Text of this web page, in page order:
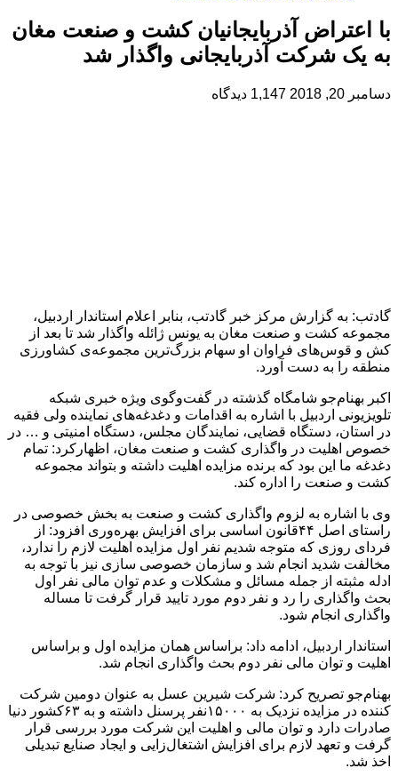
با اعتراض آذربایجانیان کشت و صنعت مغان
به یک شرکت آذربایجانی واگذار شد
دسامبر 20, 2018 1,147 دیدگاه
گادتب: به گزارش مرکز خبر گادتب، بنابر اعلام استاندار اردبیل،
مجموعه‌ کشت و صنعت مغان به یونس ژائله واگذار شد تا بعد از
کش و قوس‌های فراوان او سهام بزرگ‌ترین مجموعه‌ی کشاورزی
منطقه را به دست آورد.
اکبر بهنام‌جو شامگاه گذشته در گفت‌وگوی ویژه خبری شبکه
تلویزیونی اردبیل با اشاره به اقدامات و دغدغه‌های نماینده ولی فقیه
در استان، دستگاه قضایی، نمایندگان مجلس، دستگاه امنیتی و … در
خصوص اهلیت در واگذاری کشت و صنعت مغان، اظهارکرد: تمام
دغدغه ما این بود که برنده مزایده اهلیت داشته و بتواند مجموعه
کشت و صنعت را اداره کند.
وی با اشاره به لزوم واگذاری کشت و صنعت به بخش خصوصی در
راستای اصل ۴۴قانون اساسی برای افزایش بهره‌وری افزود: از
فردای روزی که متوجه شدیم نفر اول مزایده اهلیت لازم را ندارد،
مخالفت شدید انجام شد و سازمان خصوصی سازی نیز با توجه به
ادله مثبته از جمله مسائل و مشکلات و عدم توان مالی نفر اول
بحث واگذاری را رد و نفر دوم مورد تایید قرار گرفت تا مساله
واگذاری انجام شود.
استاندار اردبیل، ادامه داد: براساس همان مزایده اول و براساس
اهلیت و توان مالی نفر دوم بحث واگذاری انجام شد.
بهنام‌جو تصریح کرد: شرکت شیرین عسل به عنوان دومین شرکت
کننده در مزایده نزدیک به ۱۵۰۰۰نفر پرسنل داشته و به ۶۳کشور دنیا
صادرات دارد و توان مالی و اهلیت این شرکت مورد بررسی قرار
گرفت و تعهد لازم برای افزایش اشتغال‌زایی و ایجاد صنایع تبدیلی
اخذ شد.